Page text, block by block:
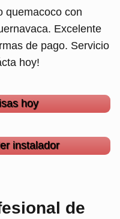
quemacoco con
Excelente
de pago. Servicio
hoy!
hoy
instalador
de